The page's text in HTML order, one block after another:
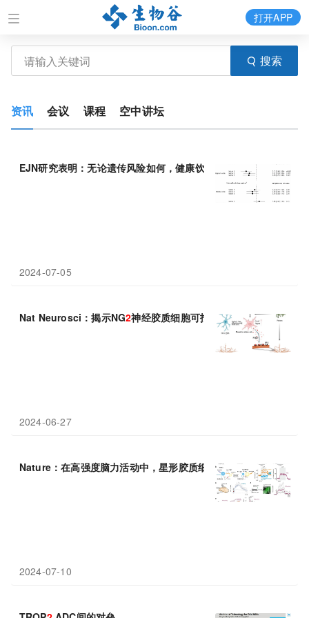
搜索
打开APP
资讯 会议 课程 空中讲坛
EJN研究表明：无论遗传风险如何，健康饮食都与男性 2 型糖尿病
2024-07-05
Nat Neurosci：揭示NG2神经胶质细胞可抵御朊病毒诱导的神经
2024-06-27
Nature：在高强度脑力活动中，星形胶质细胞通过A2 B受体检测
2024-07-10